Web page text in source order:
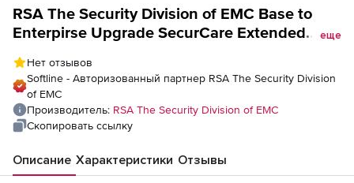
RSA The Security Division of EMC Base to
Enterpirse Upgrade SecurCare Extended
пользователей
еще
Нет отзывов
Softline - Авторизованный партнер RSA The Security Division
of EMC
Производитель: RSA The Security Division of EMC
Скопировать ссылку
Описание Характеристики Отзывы